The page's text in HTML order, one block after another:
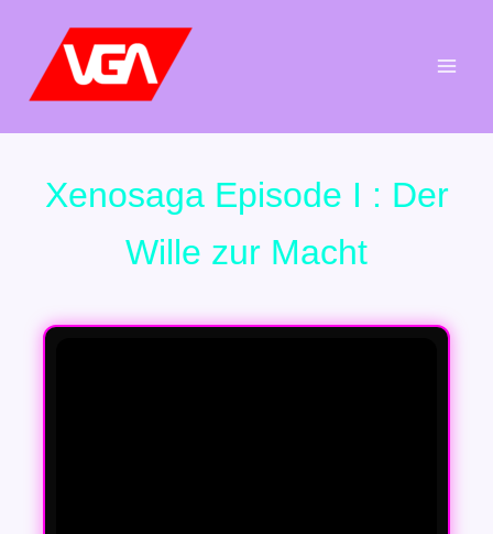
contenu
Xenosaga Episode I : Der
Wille zur Macht